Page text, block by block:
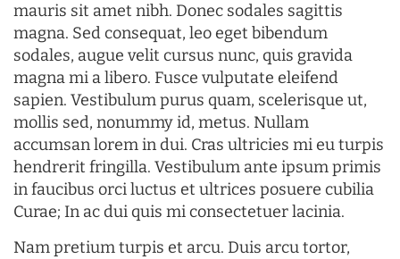
mauris sit amet nibh. Donec sodales sagittis
magna. Sed consequat, leo eget bibendum
sodales, augue velit cursus nunc, quis gravida
magna mi a libero. Fusce vulputate eleifend
sapien. Vestibulum purus quam, scelerisque ut,
mollis sed, nonummy id, metus. Nullam
accumsan lorem in dui. Cras ultricies mi eu turpis
hendrerit fringilla. Vestibulum ante ipsum primis
in faucibus orci luctus et ultrices posuere cubilia
Curae; In ac dui quis mi consectetuer lacinia.
Nam pretium turpis et arcu. Duis arcu tortor,